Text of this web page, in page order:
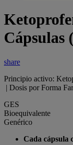
Cápsulas
share
Principio activo:
| Dosis por Forma
GES
Bioequivalente
Genérico
Cada cápsula